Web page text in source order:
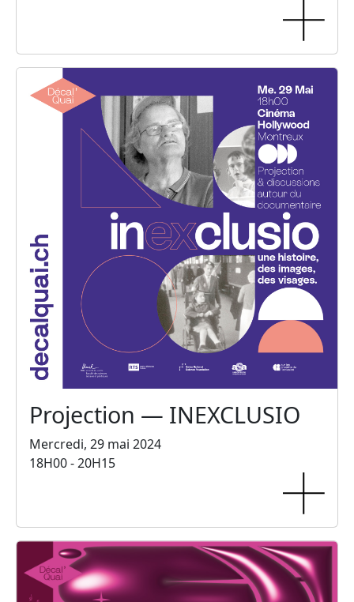
Projection — INEXCLUSIO
Mercredi, 29 mai 2024
18H00 - 20H15